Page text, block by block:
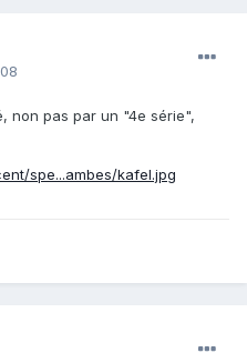
non pas par un "4e série",
spe...ambes/kafel.jpg